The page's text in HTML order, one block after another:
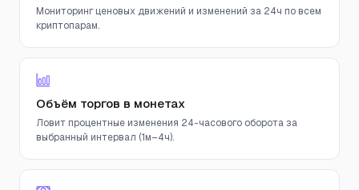
Мониторинг ценовых движений и изменений за 24ч по всем
криптопарам.
Объём торгов в монетах
Ловит процентные изменения 24-часового оборота за
выбранный интервал (1м–4ч).